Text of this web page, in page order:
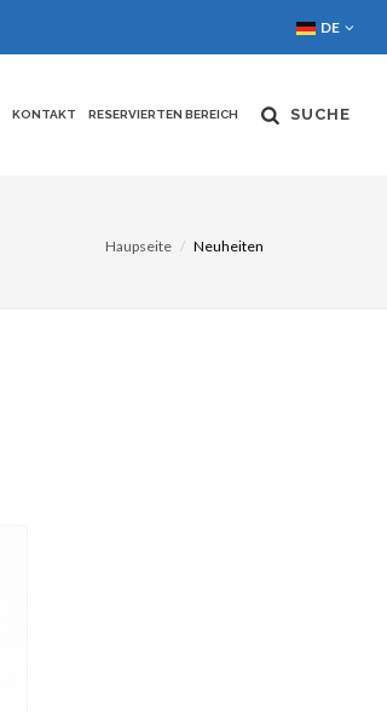
DE
KONTAKT RESERVIERTEN BEREICH SUCHE
Haupseite Neuheiten